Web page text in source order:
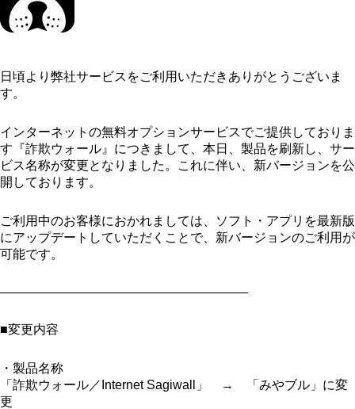
日頃より弊社サービスをご利用いただきありがとうございま
す。
インターネットの無料オプションサービスでご提供しておりま
す『詐欺ウォール』につきまして、本日、製品を刷新し、サー
ビス名称が変更となりました。これに伴い、新バージョンを公
開しております。
ご利用中のお客様におかれましては、ソフト・アプリを最新版
にアップデートしていただくことで、新バージョンのご利用が
可能です。
———————————————————–
■変更内容
・製品名称
「詐欺ウォール／Internet Sagiwall」 → 「みやブル」に変
更